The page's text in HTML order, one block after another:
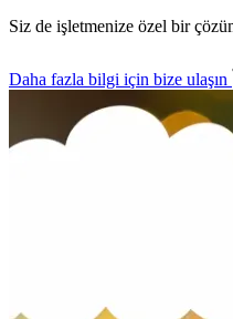
Siz de işletmenize özel bir
Daha fazla bilgi için bize ulaşın